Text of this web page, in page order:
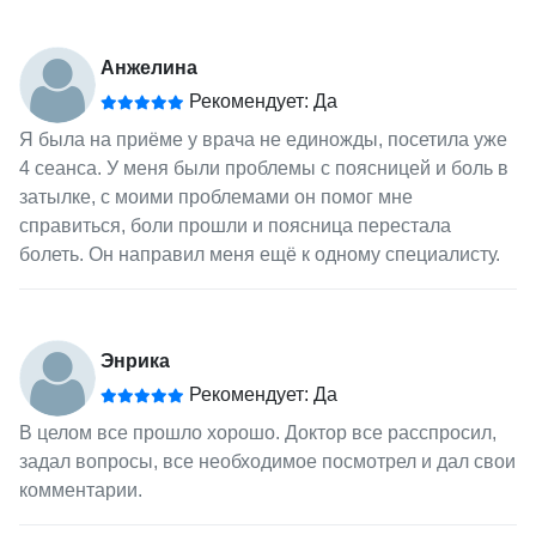
Анжелина
Рекомендует: Да
Я была на приёме у врача не единожды, посетила уже
4 сеанса. У меня были проблемы с поясницей и боль в
затылке, с моими проблемами он помог мне
справиться, боли прошли и поясница перестала
болеть. Он направил меня ещё к одному специалисту.
Энрика
Рекомендует: Да
В целом все прошло хорошо. Доктор все расспросил,
задал вопросы, все необходимое посмотрел и дал свои
комментарии.